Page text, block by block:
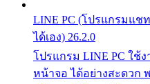
LINE PC (โปรแกรมแช
ได้เอง) 26.2.0
โปรแกรม LINE PC ใช้
หน้าจอ ได้อย่างสะดวก